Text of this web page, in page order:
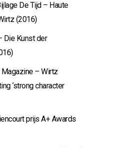
De Tijd – Haute
(2016)
Die Kunst der
– Wirtz
‘strong character
prijs A+ Awards